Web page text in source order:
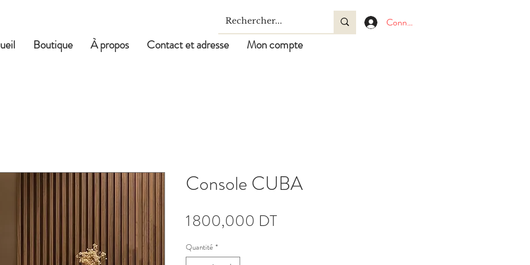
Boutique À propos Contact et adresse Mon compte
Connexion
Console CUBA
1 800,000 DTPrix
Quantité *